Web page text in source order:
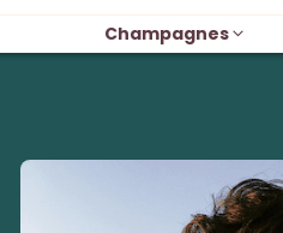
Champagnes